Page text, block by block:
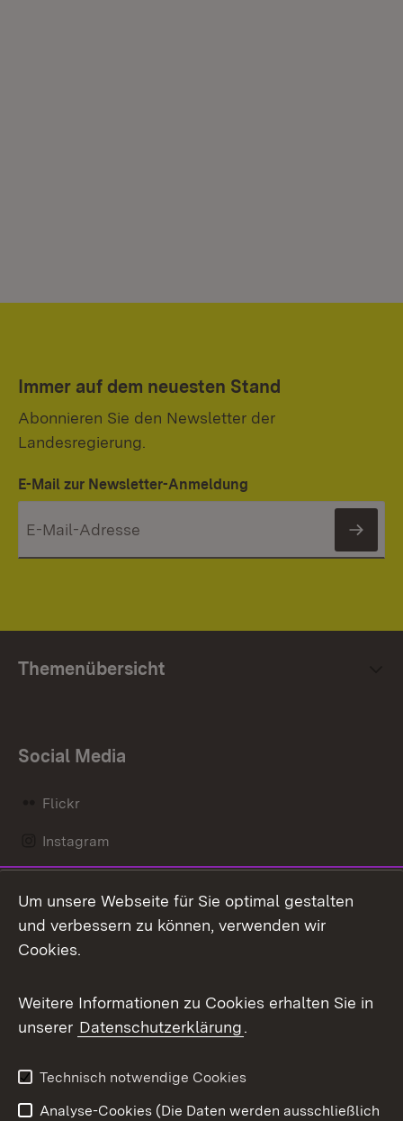
Immer auf dem neuesten Stand
Abonnieren Sie den Newsletter der
Landesregierung.
E-Mail zur Newsletter-Anmeldung
Themenübersicht
Social Media
Flickr
Instagram
Mastodon
Messenger
Social Wall
X / Twitter
Youtube
Um unsere Webseite für Sie optimal gestalten
und verbessern zu können, verwenden wir
Cookies.
Weitere Informationen zu Cookies erhalten Sie in
unserer Datenschutzerklärung.
Technisch notwendige Cookies
Analyse-Cookies (Die Daten werden ausschließlich